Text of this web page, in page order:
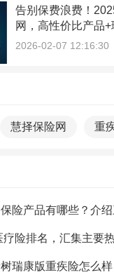
告别保费浪费！
网，高性价比产品+
2026-02-07 12:16:30
慧择保险网 重
险产品有哪些？介
疗险排名，汇集主要
瑞康版重疾险怎么